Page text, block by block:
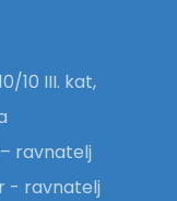
10 III. kat,
ravnatelj
- ravnatelj